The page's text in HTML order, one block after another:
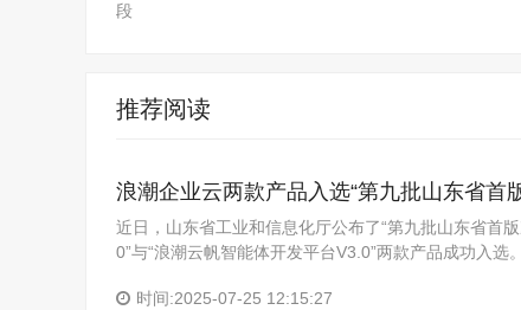
段
推荐阅读
浪潮企业云两款产品入选“第九批山东省首
近日，山东省工业和信息化厅公布了“第九批山东省首
0”与“浪潮云帆智能体开发平台V3.0”两款产品成功入
时间:2025-07-25 12:15:27